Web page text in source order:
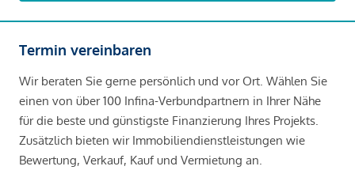
Termin vereinbaren
Wir beraten Sie gerne persönlich und vor Ort. Wählen Sie
einen von über 100 Infina-Verbundpartnern in Ihrer Nähe
für die beste und günstigste Finanzierung Ihres Projekts.
Zusätzlich bieten wir Immobiliendienstleistungen wie
Bewertung, Verkauf, Kauf und Vermietung an.